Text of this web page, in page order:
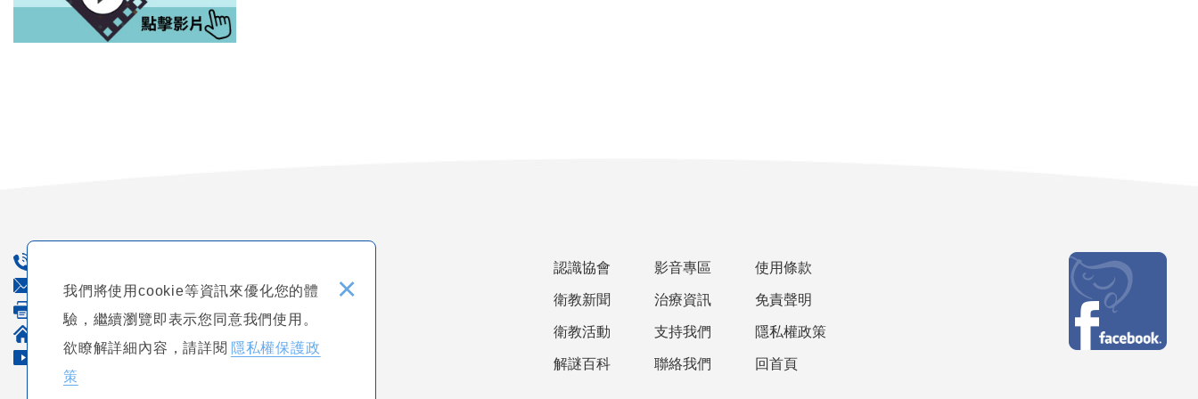
我們將使用cookie等資訊來優化您的體
驗，繼續瀏覽即表示您同意我們使用。
欲瞭解詳細內容，請詳閱 隱私權保護政
策
×
E-mail : tcca-care@tcca-care.org.tw
FAX : 02-2717-3696
地址 : 台北市中山區中山北路二段52號9樓
官方Youtube頻道
認識協會
衛教新聞
衛教活動
解謎百科
影音專區
治療資訊
支持我們
聯絡我們
使用條款
免責聲明
隱私權政策
回首頁